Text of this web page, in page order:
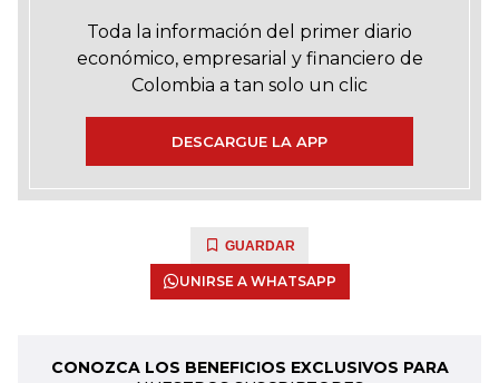
Toda la información del primer diario
económico, empresarial y financiero de
Colombia a tan solo un clic
DESCARGUE LA APP
GUARDAR
UNIRSE A WHATSAPP
CONOZCA LOS BENEFICIOS EXCLUSIVOS PARA